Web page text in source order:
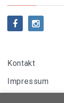
Kontakt
Impressum